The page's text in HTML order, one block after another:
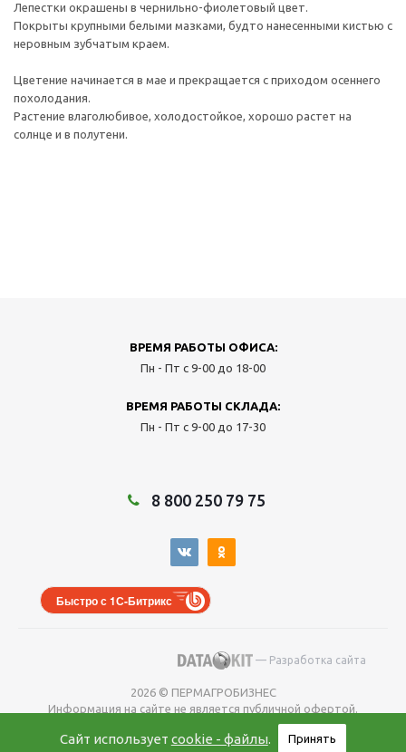
Лепестки окрашены в чернильно-фиолетовый цвет.
Покрыты крупными белыми мазками, будто нанесенными кистью с
неровным зубчатым краем.
Цветение начинается в мае и прекращается с приходом осеннего
похолодания.
Растение влаголюбивое, холодостойкое, хорошо растет на
солнце и в полутени.
ВРЕМЯ РАБОТЫ ОФИСА:
Пн - Пт с 9-00 до 18-00
ВРЕМЯ РАБОТЫ СКЛАДА:
Пн - Пт с 9-00 до 17-30
8 800 250 79 75
Быстро с 1С-Битрикс
— Разработка сайта
2026 © ПЕРМАГРОБИЗНЕС
Информация на сайте не является публичной офертой.
цену уточняйте у менеджера во время оформления заказа
Сайт использует cookie - файлы. Принять